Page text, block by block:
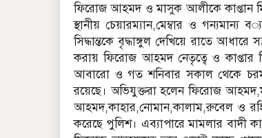
ফিরোজ আহমদ ও মাসুক আলীকে কাপ্তান
স্থানীয় চেয়ারম‌্যান,মেম্বার ও
‌সিদ্ধান্ত‌কে বৃদ্ধাঙ্গুল দে‌খি‌য়ে রা‌তে
করায় ফি‌রোজ আহমদ নেতৃ‌ত্বে ও কাপ্তার
আবা‌রো ও গত শ‌নিবার সকাল থেকে
রয়েছে। অ‌ভিযুক্তরা হ‌লেন ফি‌রোজ
আহমদ,কাহার,নোমান,কালাম,রু‌বেল ও
ক‌রে‌ছে পু‌লিশ। এব‌্যাপা‌রে মামলার বাদী